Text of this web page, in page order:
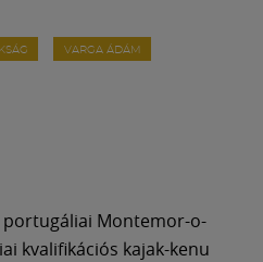
VARGA ÁDÁM
Montemor-o-
kvalifikációs kajak-kenu